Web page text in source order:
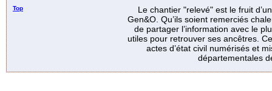
Top
Le chantier "relevé" est le fruit
Gen&O. Qu’ils soient remerciés
de partager l’information avec le
utiles pour retrouver ses ancêtres.
actes d’état civil numérisés et
départementales